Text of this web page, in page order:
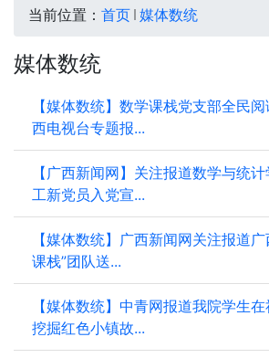
当前位置： 首页 媒体数统
媒体数统
【媒体数统】数学课栈党支部全民
西电视台专题报...
【广西新闻网】关注报道数学与统
工新党员入党宣...
【媒体数统】广西新闻网关注报道
课栈”团队送...
【媒体数统】中青网报道我院学生
挖掘红色小镇故...